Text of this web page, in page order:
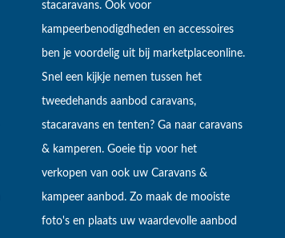
stacaravans. Ook voor
kampeerbenodigdheden en accessoires
ben je voordelig uit bij marketplaceonline.
Snel een kijkje nemen tussen het
tweedehands aanbod caravans,
stacaravans en tenten? Ga naar caravans
& kamperen. Goeie tip voor het
verkopen van ook uw Caravans &
kampeer aanbod. Zo maak de mooiste
foto's en plaats uw waardevolle aanbod